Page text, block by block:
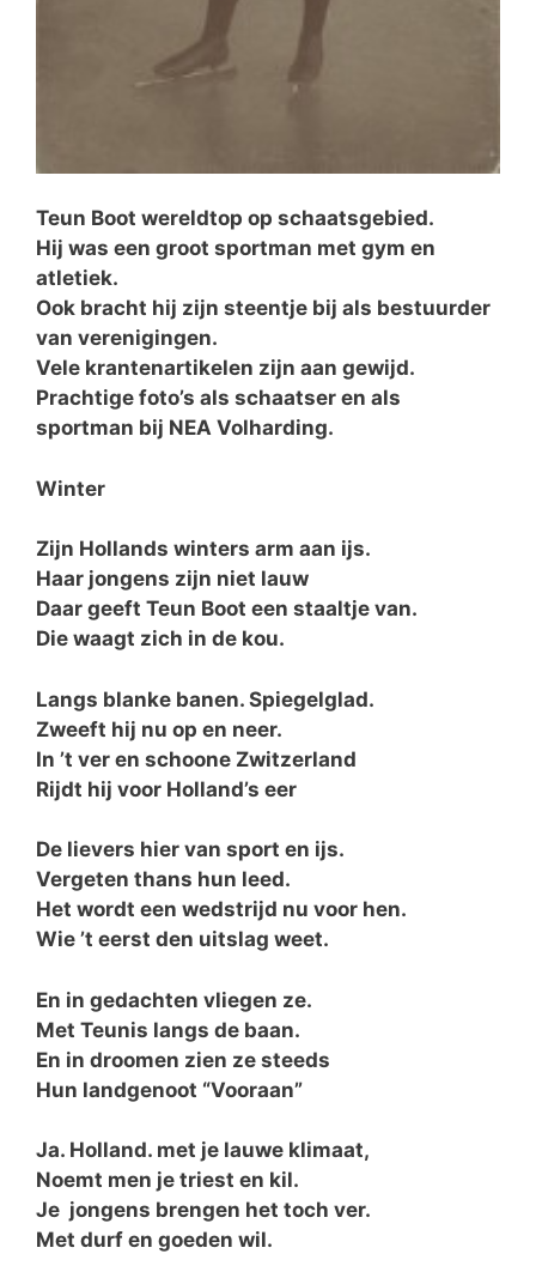
Teun Boot wereldtop op schaatsgebied.
Hij was een groot sportman met gym en
atletiek.
Ook bracht hij zijn steentje bij als bestuurder
van verenigingen.
Vele krantenartikelen zijn aan gewijd.
Prachtige foto’s als schaatser en als
sportman bij NEA Volharding.
Winter
Zijn Hollands winters arm aan ijs.
Haar jongens zijn niet lauw
Daar geeft Teun Boot een staaltje van.
Die waagt zich in de kou.
Langs blanke banen. Spiegelglad.
Zweeft hij nu op en neer.
In ’t ver en schoone Zwitzerland
Rijdt hij voor Holland’s eer
De lievers hier van sport en ijs.
Vergeten thans hun leed.
Het wordt een wedstrijd nu voor hen.
Wie ’t eerst den uitslag weet.
En in gedachten vliegen ze.
Met Teunis langs de baan.
En in droomen zien ze steeds
Hun landgenoot “Vooraan”
Ja. Holland. met je lauwe klimaat,
Noemt men je triest en kil.
Je jongens brengen het toch ver.
Met durf en goeden wil.